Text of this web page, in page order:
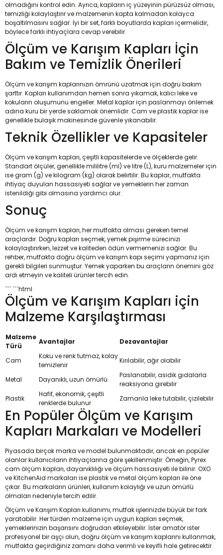
olmadığını kontrol edin. Ayrıca, kapların iç yüzeyinin pürüzsüz olması,
temizliği kolaylaştırır ve malzemenin kapta kalmadan kolayca
boşaltılmasını sağlar. İyi bir set, farklı boyutlarda kapları içermelidir,
böylece farklı ihtiyaçlara cevap verebilir.
Ölçüm ve Karışım Kapları İçin
Bakım ve Temizlik Önerileri
Ölçüm ve karışım kaplarınızın ömrünü uzatmak için doğru bakım
şarttır. Kapları kullanımdan hemen sonra yıkamak, kalıcı leke ve
kokuların oluşumunu engeller. Metal kaplar için paslanmayı önlemek
adına kuru bir yerde saklamak önemlidir. Cam ve plastik kaplar ise
genellikle bulaşık makinesinde güvenle yıkanabilir.
Teknik Özellikler ve Kapasiteler
Ölçüm ve karışım kapları, çeşitli kapasitelerde ve ölçeklerde gelir.
Standart ölçüler, genellikle mililitre (ml) ve litre (L), kuru malzemeler için
ise gram (g) ve kilogram (kg) olarak belirtilir. Bu kaplar, mutfakta
ihtiyaç duyulan hassasiyeti sağlar ve yemeklerin her zaman
istenildiği gibi olmasına yardımcı olur.
Sonuç
Ölçüm ve karışım kapları, her mutfakta olması gereken temel
araçlardır. Doğru kapları seçmek, yemek pişirme sürecinizi
kolaylaştırırken, lezzet ve kaliteden ödün vermemenizi sağlar. Bu
rehber, mutfakta doğru ölçüm ve karışım kapı seçimi yapmanız için
gerekli bilgileri sunmuştur. Yemek yaparken bu araçların önemini göz
ardı etmeyin ve kaliteli ürünler tercih edin.
``` ```html
Ölçüm ve Karışım Kapları için
Malzeme Karşılaştırması
Malzeme
Türü
Avantajlar Dezavantajlar
Cam
Koku ve renk tutmaz, kolay
temizlenir
Kırılabilir, ağır olabilir
Metal Dayanıklı, uzun ömürlü
Paslanabilir, asidik gıdalarla
reaksiyona girebilir
Plastik
Hafif, ekonomik, çeşitli
renklerde bulunur
Zamanla leke tutabilir, çizilebilir
En Popüler Ölçüm ve Karışım
Kapları Markaları ve Modelleri
Piyasada birçok marka ve model bulunmaktadır, ancak en popüler
olanlar kullanıcıların ihtiyaçlarına göre şekillenmiştir. Örneğin, Pyrex
cam ölçüm kapları, dayanıklılığı ve ölçüm hassasiyeti ile bilinir. OXO
ve KitchenAid markaları ise plastik ve metal ölçüm kapları ile öne
çıkar. Bu markaların ürünleri, kullanım kolaylığı ve uzun ömürlü
olmaları nedeniyle tercih edilir.
Ölçüm ve Karışım Kapları kullanımı, mutfak işlerinizde büyük bir fark
yaratabilir. Her türden malzeme için uygun kapları seçmek,
yemeklerinizin başarısını doğrudan etkileyebilir. İster amatör ister
profesyonel bir aşçı olun, doğru ölçüm ve karışım kaplarını kullanmak,
mutfakta geçirdiğiniz zamanı daha verimli ve keyifli hale getirecektir.